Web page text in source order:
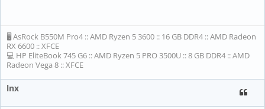
🖥 AsRock B550M Pro4 :: AMD Ryzen 5 3600 :: 16 GB DDR4 :: AMD Radeon
RX 6600 :: XFCE
💻 HP EliteBook 745 G6 :: AMD Ryzen 5 PRO 3500U :: 8 GB DDR4 :: AMD
Radeon Vega 8 :: XFCE
lnx